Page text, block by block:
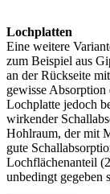
Lochplatten
Eine weitere
zum Beispiel aus
an der Rückseite
gewisse
Lochplatte jedoch
wirkender
Hohlraum, der mit
gute
Lochflächenanteil
unbedingt gegeben